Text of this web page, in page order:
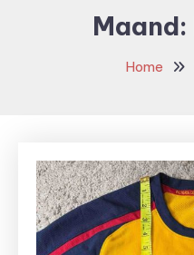
Maand:
Home